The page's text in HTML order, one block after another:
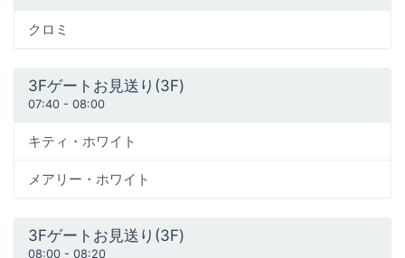
クロミ
3Fゲートお見送り(3F)
07:40 - 08:00
キティ・ホワイト
メアリー・ホワイト
3Fゲートお見送り(3F)
08:00 - 08:20